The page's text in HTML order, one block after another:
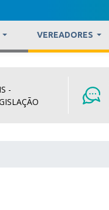
VEREADORES
-